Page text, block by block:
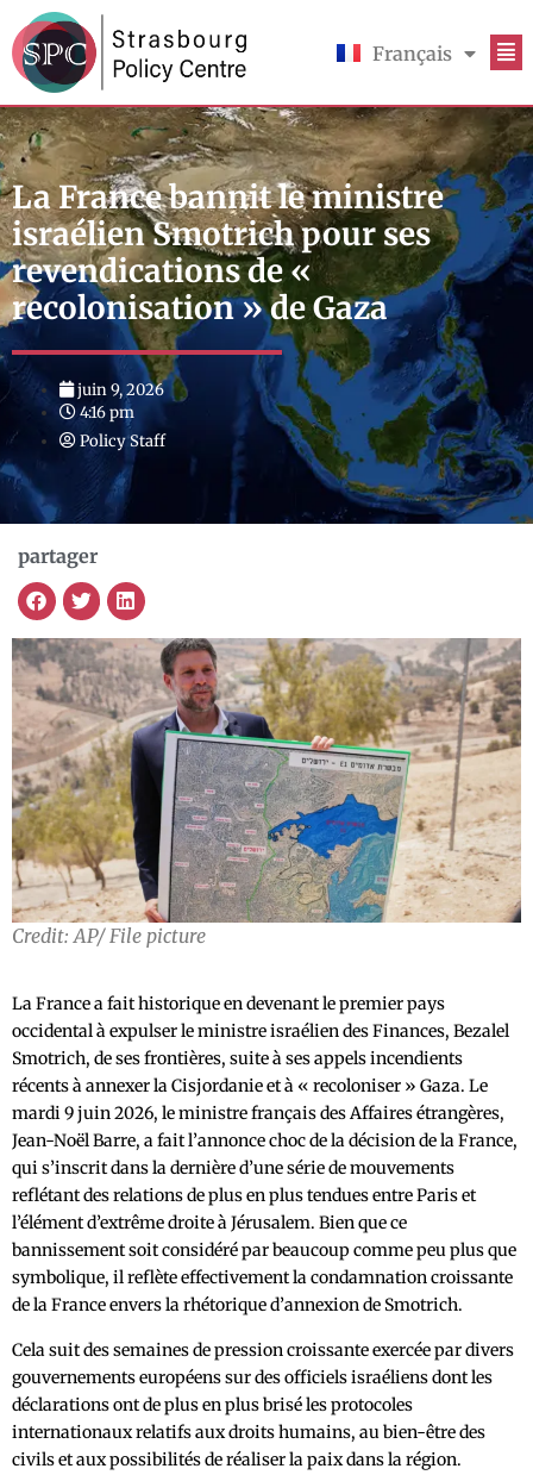
Français
English
La France bannit le ministre
israélien Smotrich pour ses
revendications de «
recolonisation » de Gaza
juin 9, 2026
4:16 pm
Policy Staff
partager
Credit: AP/ File picture
La France a fait historique en devenant le premier pays
occidental à expulser le ministre israélien des Finances, Bezalel
Smotrich, de ses frontières, suite à ses appels incendients
récents à annexer la Cisjordanie et à « recoloniser » Gaza. Le
mardi 9 juin 2026, le ministre français des Affaires étrangères,
Jean-Noël Barre, a fait l’annonce choc de la décision de la France,
qui s’inscrit dans la dernière d’une série de mouvements
reflétant des relations de plus en plus tendues entre Paris et
l’élément d’extrême droite à Jérusalem. Bien que ce
bannissement soit considéré par beaucoup comme peu plus que
symbolique, il reflète effectivement la condamnation croissante
de la France envers la rhétorique d’annexion de Smotrich.
Cela suit des semaines de pression croissante exercée par divers
gouvernements européens sur des officiels israéliens dont les
déclarations ont de plus en plus brisé les protocoles
internationaux relatifs aux droits humains, au bien-être des
civils et aux possibilités de réaliser la paix dans la région.